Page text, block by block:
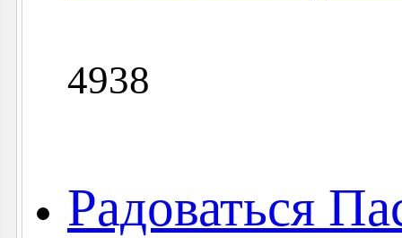
4938
Радоваться